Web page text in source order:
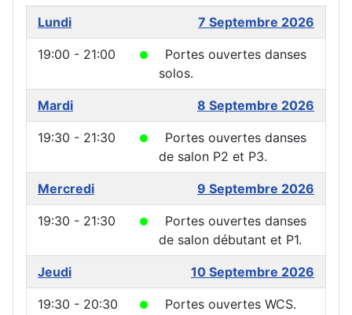
Lundi 7 Septembre 2026
19:00 - 21:00
Portes ouvertes danses
solos.
Mardi 8 Septembre 2026
19:30 - 21:30
Portes ouvertes danses
de salon P2 et P3.
Mercredi 9 Septembre 2026
19:30 - 21:30
Portes ouvertes danses
de salon débutant et P1.
Jeudi 10 Septembre 2026
19:30 - 20:30 Portes ouvertes WCS.